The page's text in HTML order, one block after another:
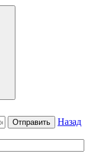
Отправить
Назад